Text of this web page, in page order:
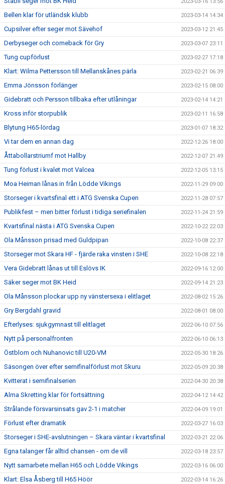
Bellen klar för utländsk klubb 2023-03-14 14:34
Cupsilver efter seger mot Sävehof 2023-03-12 21:45
Derbyseger och comeback för Gry 2023-03-07 23:11
Tung cupförlust 2023-02-27 17:18
Klart: Wilma Pettersson till Mellanskånes pärla 2023-02-21 06:39
Emma Jönsson förlänger 2023-02-15 08:00
Gidebratt och Persson tillbaka efter utlåningar 2023-02-14 14:21
Kross inför storpublik 2023-02-11 16:58
Blytung H65-lördag 2023-01-07 18:32
Vi tar dem en annan dag 2022-12-26 18:00
Åttabollarstriumf mot Hallby 2022-12-07 21:49
Tung förlust i kvalet mot Valcea 2022-12-05 13:15
Moa Heiman lånas in från Lödde Vikings 2022-11-29 09:00
Storseger i kvartsfinal ett i ATG Svenska Cupen 2022-11-28 07:57
Publikfest – men bitter förlust i tidiga seriefinalen 2022-11-24 21:59
Kvartsfinal nästa i ATG Svenska Cupen 2022-10-22 22:03
Ola Månsson prisad med Guldpipan 2022-10-08 22:37
Storseger mot Skara HF - fjärde raka vinsten i SHE 2022-10-08 22:18
Vera Gidebratt lånas ut till Eslövs IK 2022-09-16 12:00
Säker seger mot BK Heid 2022-09-14 21:23
Ola Månsson plockar upp ny vänstersexa i elitlaget 2022-08-02 15:26
Gry Bergdahl gravid 2022-08-01 08:00
Efterlyses: sjukgymnast till elitlaget 2022-06-10 07:56
Nytt på personalfronten 2022-06-10 06:13
Östblom och Nuhanovic till U20-VM 2022-05-30 18:26
Säsongen över efter semifinalförlust mot Skuru 2022-05-09 20:38
Kvitterat i semifinalserien 2022-04-30 20:38
Alma Skretting klar för fortsättning 2022-04-12 14:42
Strålande försvarsinsats gav 2-1 i matcher 2022-04-09 19:01
Förlust efter dramatik 2022-03-27 16:03
Storseger i SHE-avslutningen – Skara väntar i kvartsfinal 2022-03-21 22:06
Egna talanger får alltid chansen - om de vill 2022-03-18 23:57
Nytt samarbete mellan H65 och Lödde Vikings 2022-03-16 06:00
Klart: Elsa Åsberg till H65 Höör 2022-03-14 16:26